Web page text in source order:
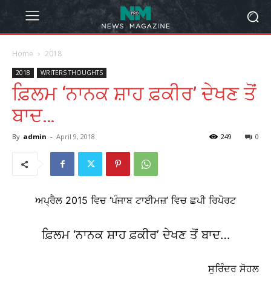
Home 2018
2018 WRITERS THOUGHTS
ਫ਼ਿਲਮ ‘ਨਾਨਕ ਸ਼ਾਹ ਫ਼ਕੀਰ’ ਦੇਖਣ ਤੋਂ
ਬਾਦ…
By admin - April 9, 2018 0
249
ਅਪ੍ਰੈਲ 2015 ਵਿਚ ‘ਪੰਜਾਬ ਟਾਈਮਜ਼’ ਵਿਚ ਛਪੀ ਰਿਪੋਰਟ
ਫ਼ਿਲਮ ‘ਨਾਨਕ ਸ਼ਾਹ ਫ਼ਕੀਰ’ ਦੇਖਣ ਤੋਂ ਬਾਦ…
ਸੁਰਿੰਦਰ ਸੋਹਲ